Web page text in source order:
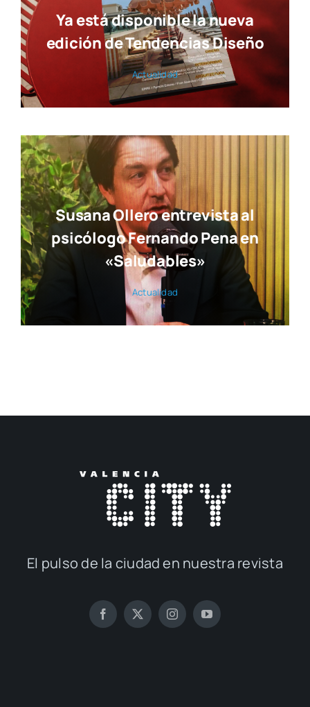
Ya está disponible la nueva
edición de Tendencias Diseño
Actua­li­dad
Susana Ollero entrevista al
psicólogo Fernando Pena en
«Saludables»
Actua­li­dad
El pul­so de la ciu­dad en nues­tra revis­ta